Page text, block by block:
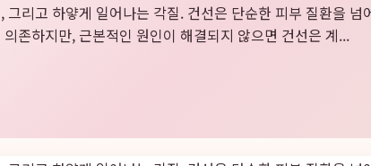
리고 하얗게 일어나는 각질. 건선은 단순한 피부 질환을
존하지만, 근본적인 원인이 해결되지 않으면 건선은 계...